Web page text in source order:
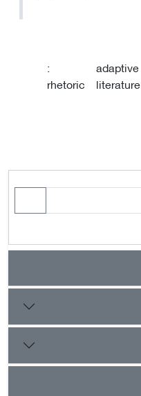
:
rhetoric
adaptive
literature